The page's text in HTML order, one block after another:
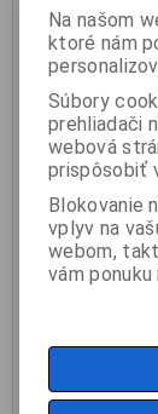
Ovládač 0-10
Na našom
ktoré nám
Súbory
prehliadači
webová
prispôsobiť
Blokovanie
vplyv na
webom,
vám